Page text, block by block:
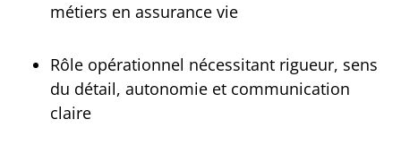
métiers en assurance vie
Rôle opérationnel nécessitant rigueur, sens
du détail, autonomie et communication
claire